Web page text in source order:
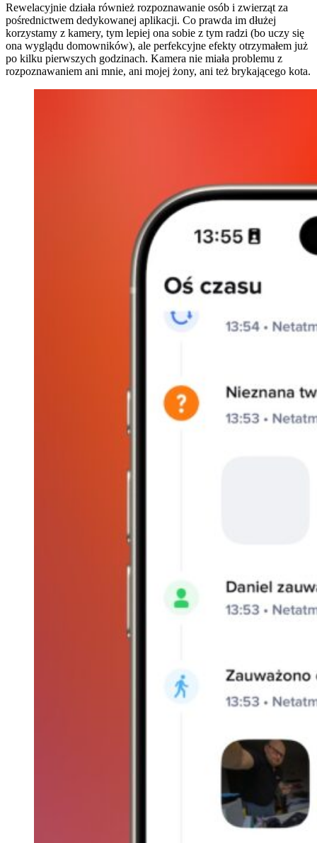
Rewelacyjnie działa również rozpoznawanie osób i zwierząt za
pośrednictwem dedykowanej aplikacji. Co prawda im dłużej
korzystamy z kamery, tym lepiej ona sobie z tym radzi (bo uczy się
ona wyglądu domowników), ale perfekcyjne efekty otrzymałem już
po kilku pierwszych godzinach. Kamera nie miała problemu z
rozpoznawaniem ani mnie, ani mojej żony, ani też brykającego kota.